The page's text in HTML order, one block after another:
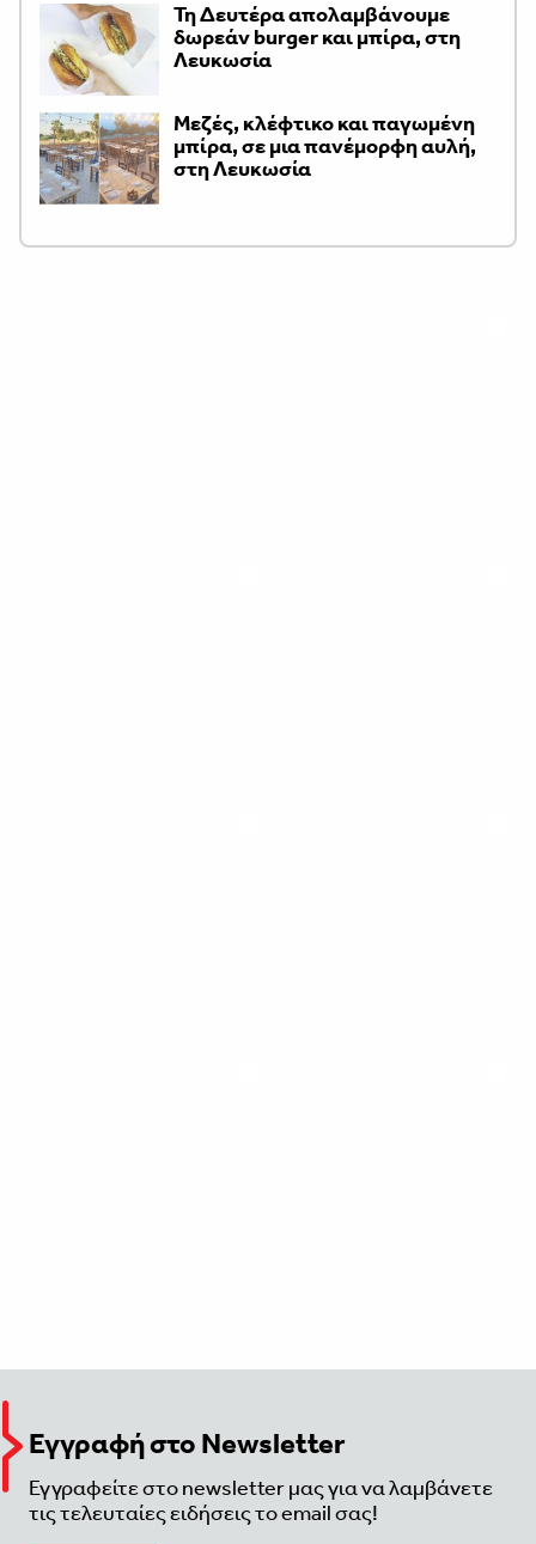
Τη Δευτέρα απολαμβάνουμε
δωρεάν burger και μπίρα, στη
Λευκωσία
Μεζές, κλέφτικο και παγωμένη
μπίρα, σε μια πανέμορφη αυλή,
στη Λευκωσία
Εγγραφή στο Newsletter
Εγγραφείτε στο newsletter μας για να λαμβάνετε
τις τελευταίες ειδήσεις το email σας!